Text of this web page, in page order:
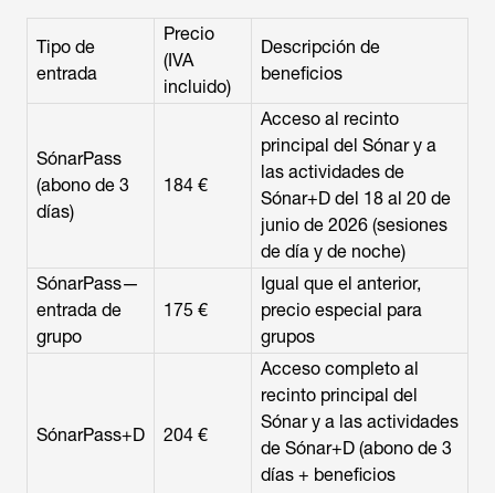
Tipo de
entrada
Precio
(IVA
incluido)
Descripción de
beneficios
SónarPass
(abono de 3
días)
184 €
Acceso al recinto
principal del Sónar y a
las actividades de
Sónar+D del 18 al 20 de
junio de 2026 (sesiones
de día y de noche)
SónarPass—
entrada de
grupo
175 €
Igual que el anterior,
precio especial para
grupos
SónarPass+D 204 €
Acceso completo al
recinto principal del
Sónar y a las actividades
de Sónar+D (abono de 3
días + beneficios